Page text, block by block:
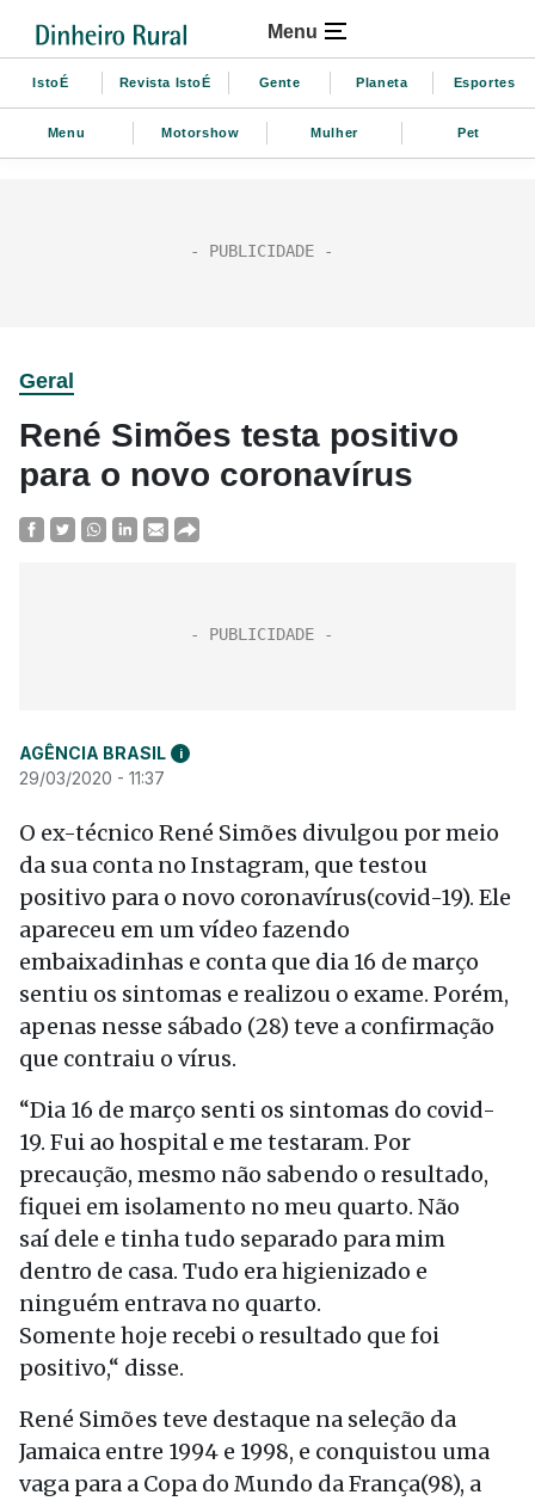
Menu
IstoÉ Revista IstoÉ Gente Planeta Esportes
Menu Motorshow Mulher Pet
Geral
René Simões testa positivo
para o novo coronavírus
AGÊNCIA BRASIL i
29/03/2020 - 11:37
O ex-técnico René Simões divulgou por meio
da sua conta no Instagram, que testou
positivo para o novo coronavírus(covid-19). Ele
apareceu em um vídeo fazendo
embaixadinhas e conta que dia 16 de março
sentiu os sintomas e realizou o exame. Porém,
apenas nesse sábado (28) teve a confirmação
que contraiu o vírus.
“Dia 16 de março senti os sintomas do covid-
19. Fui ao hospital e me testaram. Por
precaução, mesmo não sabendo o resultado,
fiquei em isolamento no meu quarto. Não
saí dele e tinha tudo separado para mim
dentro de casa. Tudo era higienizado e
ninguém entrava no quarto.
Somente hoje recebi o resultado que foi
positivo,“ disse.
René Simões teve destaque na seleção da
Jamaica entre 1994 e 1998, e conquistou uma
vaga para a Copa do Mundo da França(98), a